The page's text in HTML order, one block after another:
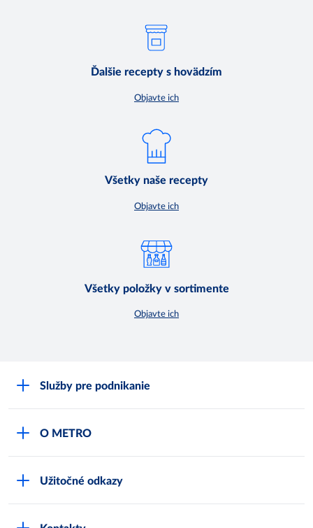
Ďalšie recepty s hovädzím
Objavte ich
Všetky naše recepty
Objavte ich
Všetky položky v sortimente
Objavte ich
Služby pre podnikanie
Track & trace
O METRO
Užitočné odkazy